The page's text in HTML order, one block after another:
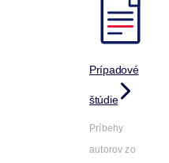
Prípadové
štúdie
Príbehy
autorov zo